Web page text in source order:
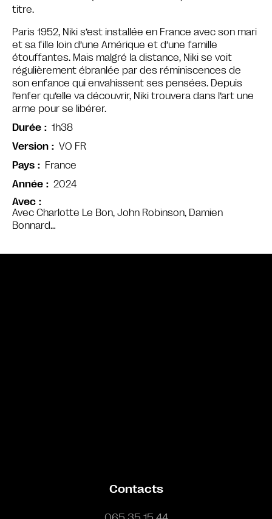
Avec
Avec Charlotte Le Bon, John Robinson, Damien
Bonnard…
titre.
Paris 1952, Niki s’est installée en France avec son mari
et sa fille loin d’une Amérique et d’une famille
étouffantes. Mais malgré la distance, Niki se voit
régulièrement ébranlée par des réminiscences de
son enfance qui envahissent ses pensées. Depuis
l’enfer qu’elle va découvrir, Niki trouvera dans l’art une
arme pour se libérer.
Durée
1h38
Version
VO FR
Pays
France
Année
2024
Contacts